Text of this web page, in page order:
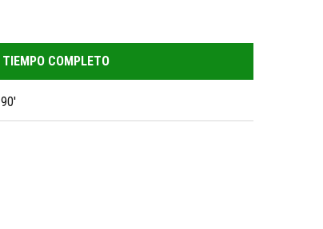
TIEMPO COMPLETO
90'